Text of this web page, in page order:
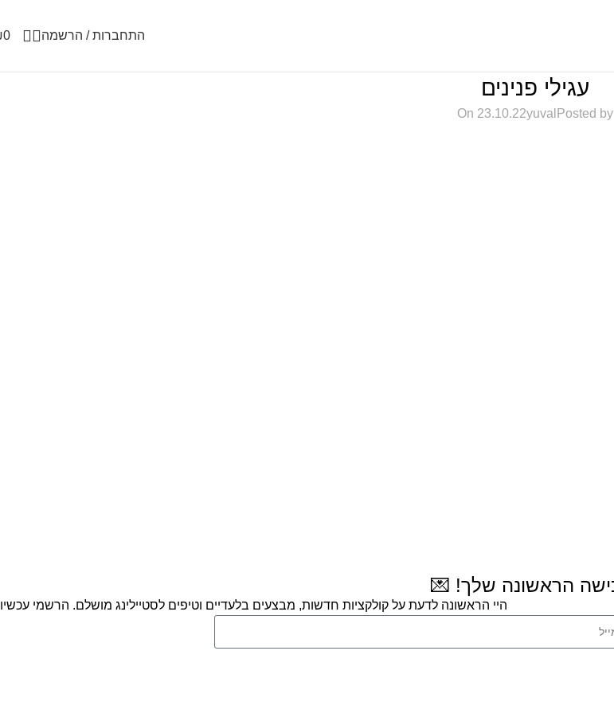
התחברות / הרשמה 0
עגילי פנינים
Posted by
yuval
On 23.10.22
היי הראשונה לדעת על קולקציות חדשות, מבצעים בלעדיים וטיפים לסטיילינג מושלם. הרשמי עכשיו